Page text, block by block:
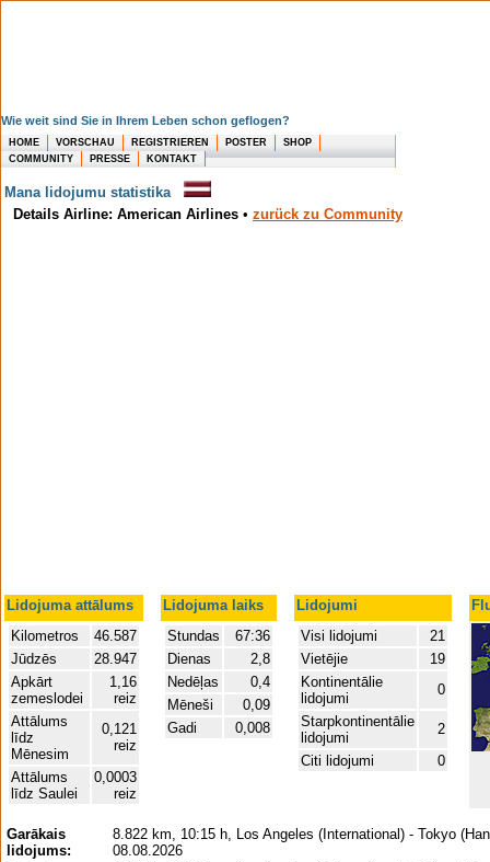
Wie weit sind Sie in Ihrem Leben schon geflogen?
HOME VORSCHAU REGISTRIEREN POSTER
SHOP
COMMUNITY
PRESSE KONTAKT
Mana lidojumu statistika
Details Airline: American Airlines • zurück zu Community
Lidojuma attālums Lidojuma laiks Lidojumi
Kilometros
46.587
Jūdzēs
28.947
Apkārt
zemeslodei
1,16
reiz
Attālums
līdz
Mēnesim
0,121
reiz
Attālums
līdz Saulei
0,0003
reiz
Stundas
67:36
Dienas
2,8
Nedēļas
0,4
Mēneši
0,09
Gadi
0,008
Visi lidojumi
21
Vietējie
19
Kontinentālie
lidojumi
0
Starpkontinentālie
lidojumi
2
Citi lidojumi
0
Garākais
lidojums:
8.822 km, 10:15 h, Los Angeles (International) - Tokyo
08.08.2026